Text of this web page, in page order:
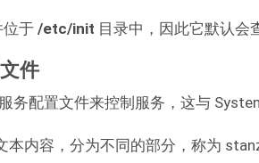
于/etc/init 目录中，因此它默认会
件
务配置文件来控制服务，这与
本内容，分为不同的部分，称为